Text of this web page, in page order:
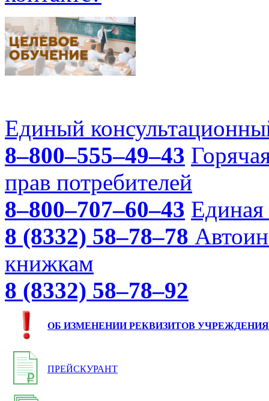
Единый
8–800–555–49–43
прав потребителей
8–800–707–60–43 Единая
8 (8332) 58–78–78
книжкам
8 (8332) 58–78–92
ОБ ИЗМЕНЕНИИ РЕКВИЗИТОВ УЧРЕЖДЕНИЯ
ПРЕЙСКУРАНТ